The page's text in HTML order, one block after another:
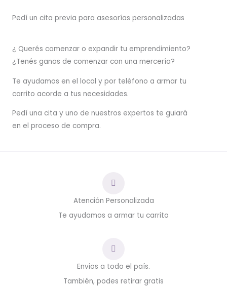
Pedí un cita previa para asesorías personalizadas
¿ Querés comenzar o expandir tu emprendimiento?
¿Tenés ganas de comenzar con una mercería?
Te ayudamos en el local y por teléfono a armar tu
carrito acorde a tus necesidades.
Pedí una cita y uno de nuestros expertos te guiará
en el proceso de compra.
Atención Personalizada
Te ayudamos a armar tu carrito
Envios a todo el país.
También, podes retirar gratis